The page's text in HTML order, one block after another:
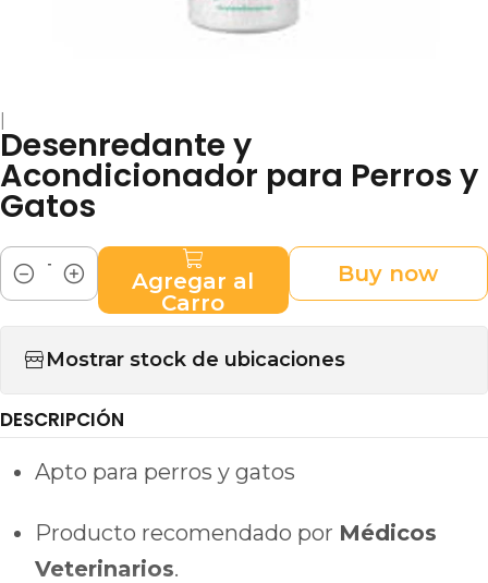
Desenredante y
Acondicionador para Perros y
Gatos
Cantidad
Agregar al
Carro
Buy now
Mostrar stock de ubicaciones
DESCRIPCIÓN
Apto para perros y gatos
Producto recomendado por Médicos
Veterinarios.